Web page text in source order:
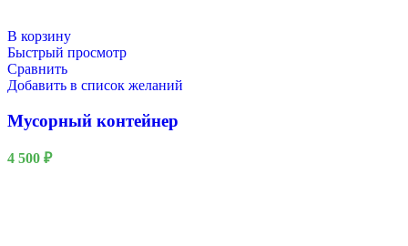
В корзину
Быстрый просмотр
Сравнить
Добавить в список желаний
Мусорный контейнер
4 500 ₽